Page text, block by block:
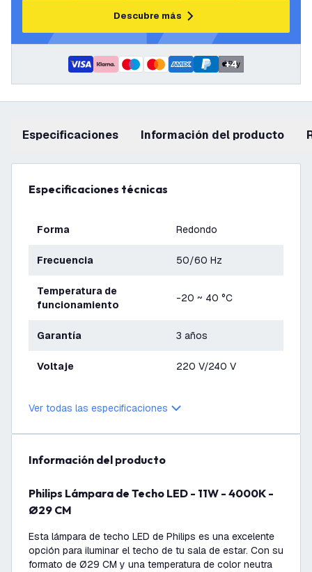
Descubre más
+4
Especificaciones información del producto
Especificaciones técnicas
Forma Redondo
Frecuencia 50/60 Hz
Temperatura de
funcionamiento
-20 ~ 40 °C
Garantía 3 años
Voltaje 220 V/240 V
Ver todas las especificaciones
información del producto
Philips Lámpara de Techo LED - 11W - 4000K -
Ø29 CM
Esta lámpara de techo LED de Philips es una excelente
opción para iluminar el techo de tu sala de estar. Con su
formato de Ø29 CM y una temperatura de color neutra